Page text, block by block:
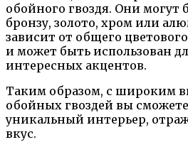
обойного гвоздя. Они
бронзу, золото, хром или
зависит от общего
и может быть использован
интересных акцентов.
Таким образом, с широким
обойных гвоздей вы сможете
уникальный интерьер,
вкус.